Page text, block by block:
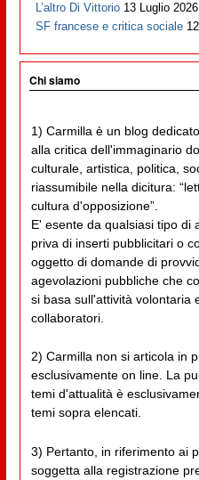
L’altro Di Vittorio 13 Luglio 2026
SF francese e critica sociale
Chi siamo
1) Carmilla è un blog
alla critica dell'immaginario
culturale, artistica, politica,
riassumibile nella dicitura:
cultura d'opposizione”.
E' esente da qualsiasi tipo di
priva di inserti pubblicitari o
oggetto di domande di
agevolazioni pubbliche che
si basa sull'attività volontaria
collaboratori.
2) Carmilla non si articola in
esclusivamente on line. La
temi d'attualità è
temi sopra elencati.
3) Pertanto, in riferimento ai
soggetta alla registrazione